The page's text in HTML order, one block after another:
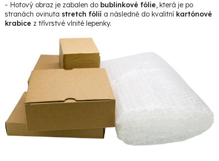
- Hotový obraz je zabalen do bublinkové fólie, která je po
stranách ovinuta stretch fólií a následně do kvalitní kartónové
krabice z třívrstvé vlnité lepenky.